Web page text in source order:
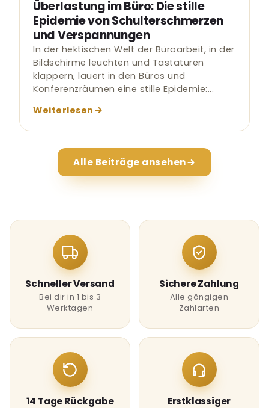
Epidemie von Schulterschmerzen
und Verspannungen
In der hektischen Welt der Büroarbeit, in der
Bildschirme leuchten und Tastaturen
klappern, lauert in den Büros und
Konferenzräumen eine stille Epidemie:...
Alle Beiträge ansehen
Schneller Versand
Bei dir in 1 bis 3
Werktagen
Sichere Zahlung
Alle gängigen
Zahlarten
14 Tage Rückgabe
Risikofrei testen
Erstklassiger
Service